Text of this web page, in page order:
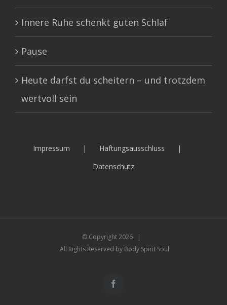
Innere Ruhe schenkt guten Schlaf
Pause
Heute darfst du scheitern – und trotzdem
wertvoll sein
Impressum
Haftungsausschluss
Datenschutz
© Copyright2026 |
All Rights Reserved by Body Spirit Soul